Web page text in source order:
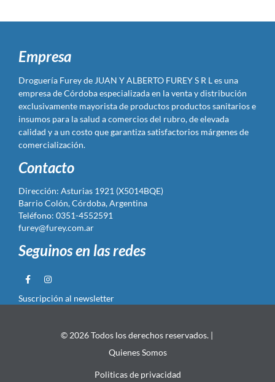
Empresa
Droguería Furey de JUAN Y ALBERTO FUREY S R L es una
empresa de Córdoba especializada en la venta y distribución
exclusivamente mayorista de productos productos sanitarios e
insumos para la salud a comercios del rubro, de elevada
calidad y a un costo que garantiza satisfactorios márgenes de
comercialización.
Contacto
Dirección: Asturias 1921 (X5014BQE)
Barrio Colón, Córdoba, Argentina
Teléfono: 0351-4552591
furey@furey.com.ar
Seguinos en las redes
Suscripción al newsletter
© 2026 Todos los derechos reservados. |
Quienes Somos
Politicas de privacidad